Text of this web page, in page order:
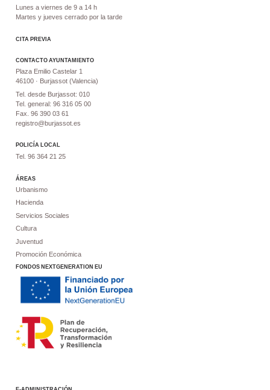
Lunes a viernes de 9 a 14 h
Martes y jueves cerrado por la tarde
CITA PREVIA
CONTACTO AYUNTAMIENTO
Plaza Emilio Castelar 1
46100 · Burjassot (Valencia)
Tel. desde Burjassot: 010
Tel. general: 96 316 05 00
Fax. 96 390 03 61
registro@burjassot.es
POLICÍA LOCAL
Tel. 96 364 21 25
ÁREAS
Urbanismo
Hacienda
Servicios Sociales
Cultura
Juventud
Promoción Económica
FONDOS NEXTGENERATION EU